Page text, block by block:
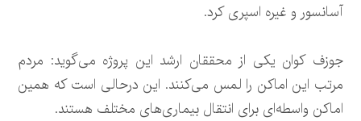
آسانسور و غیره اسپری کرد.
جوزف کوان یکی از محققان ارشد این پروژه می‌گوید: مردم
مرتب این اماکن را لمس می‌کنند. این درحالی است که همین
اماکن واسطه‌ای برای انتقال بیماری‌های مختلف هستند.